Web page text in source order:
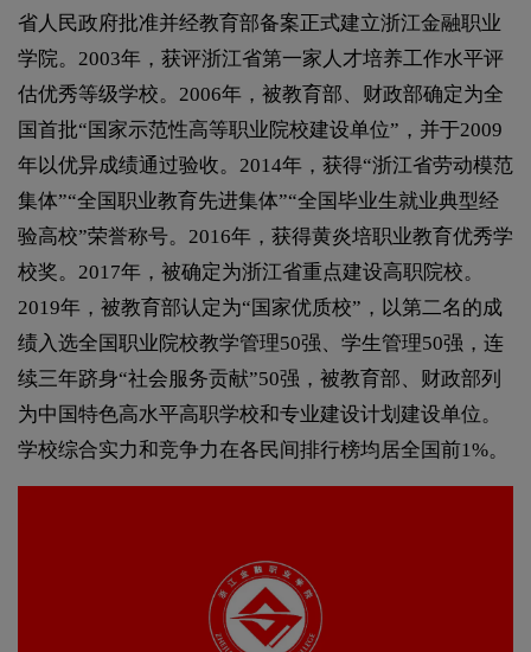
省人民政府批准并经教育部备案正式建立浙江金融职业
学院。2003年，获评浙江省第一家人才培养工作水平评
估优秀等级学校。2006年，被教育部、财政部确定为全
国首批“国家示范性高等职业院校建设单位”，并于2009
年以优异成绩通过验收。2014年，获得“浙江省劳动模范
集体”“全国职业教育先进集体”“全国毕业生就业典型经
验高校”荣誉称号。2016年，获得黄炎培职业教育优秀学
校奖。2017年，被确定为浙江省重点建设高职院校。
2019年，被教育部认定为“国家优质校”，以第二名的成
绩入选全国职业院校教学管理50强、学生管理50强，连
续三年跻身“社会服务贡献”50强，被教育部、财政部列
为中国特色高水平高职学校和专业建设计划建设单位。
学校综合实力和竞争力在各民间排行榜均居全国前1%。